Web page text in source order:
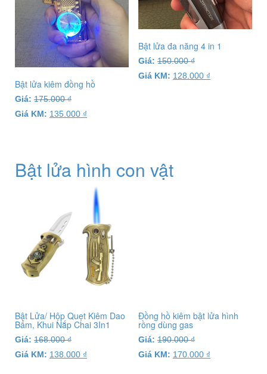
Bật lửa kiêm đồng hồ
Giá: 175.000₫
Giá KM: 135.000 ₫
Bật lửa đa năng 4 in 1
Giá: 150.000₫
Giá KM: 128.000 ₫
Bật lửa hình con vật
Bật Lửa/ Hộp Quẹt Kiêm Dao
Bấm, Khui Nắp Chai 3In1
Giá: 168.000₫
Giá KM: 138.000 ₫
Đồng hồ kiêm bật lửa hình
rồng dùng gas
Giá: 190.000₫
Giá KM: 170.000 ₫